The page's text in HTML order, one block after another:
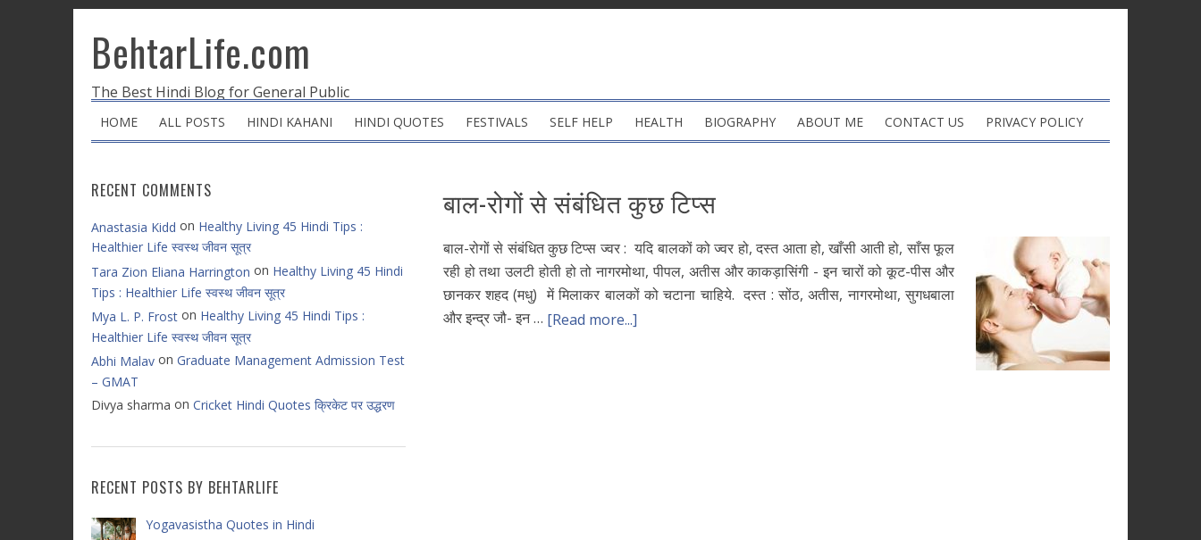
BehtarLife.com
The Best Hindi Blog for General Public
HOME ALL POSTS HINDI KAHANI HINDI QUOTES FESTIVALS SELF HELP HEALTH BIOGRAPHY ABOUT ME CONTACT US PRIVACY POLICY
बाल-रोगों से संबंधित कुछ टिप्स
बाल-रोगों से संबंधित कुछ टिप्स ज्वर : यदि बालकों को ज्वर हो, दस्त आता हो, खाँसी आती हो, साँस फूल
रही हो तथा उलटी होती हो तो नागरमोथा, पीपल, अतीस और काकड़ासिंगी - इन चारों को कूट-पीस और
छानकर शहद (मधु) में मिलाकर बालकों को चटाना चाहिये. दस्त : सोंठ, अतीस, नागरमोथा, सुगधबाला
और इन्द्र जौ- इन … [Read more...]
RECENT COMMENTS
Anastasia Kidd on Healthy Living 45 Hindi Tips :
Healthier Life स्वस्थ जीवन सूत्र
Tara Zion Eliana Harrington on Healthy Living 45 Hindi
Tips : Healthier Life स्वस्थ जीवन सूत्र
Mya L. P. Frost on Healthy Living 45 Hindi Tips :
Healthier Life स्वस्थ जीवन सूत्र
Abhi Malav on Graduate Management Admission Test
– GMAT
Divya sharma on Cricket Hindi Quotes क्रिकेट पर उद्धरण
RECENT POSTS BY BEHTARLIFE
Yogavasistha Quotes in Hindi